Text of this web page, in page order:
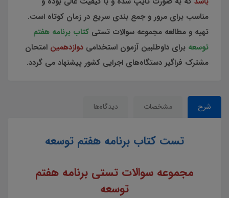
مناسب برای مرور و جمع بندی سریع در زمان کوتاه است.
تهیه و مطالعه مجموعه سوالات تستی کتاب برنامه هفتم
توسعه برای داوطلبین آزمون استخدامی دوازدهمین امتحان
مشترک فراگیر دستگاه‌های اجرایی کشور پیشنهاد می گردد.
شرح مشخصات دیدگاه‌ها
تست کتاب برنامه هفتم توسعه
مجموعه سوالات تستی برنامه هفتم
توسعه